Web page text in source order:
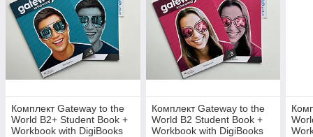
Комплект Gateway to the
World B2+ Student Book +
Workbook with DigiBooks
Комплект Gateway to the
World B2 Student Book +
Workbook with DigiBooks